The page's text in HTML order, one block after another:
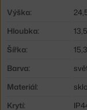
Výška:
Hloubka:
Šířka:
Barva:
Materiál:
Krytí: